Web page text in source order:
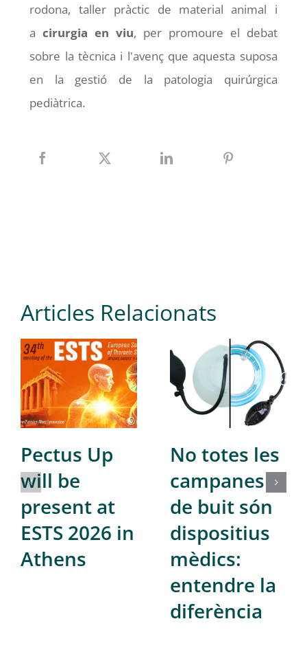
rodona, taller pràctic de material animal i
acirurgia en viu, per promoure el debat
sobre la tècnica i l'avenç que aquesta suposa
en la gestió de la patologia quirúrgica
pediàtrica.
Articles Relacionats
Pectus Up
will be
present at
ESTS 2026 in
Athens
No totes les
campanes
de buit són
dispositius
mèdics:
entendre la
diferència